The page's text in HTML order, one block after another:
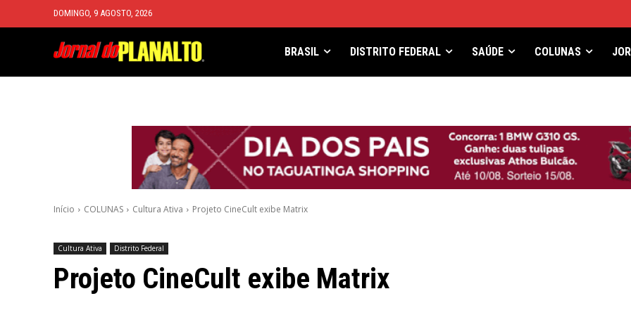
DOMINGO, 9 AGOSTO, 2026
BRASIL DISTRITO FEDERAL SAÚDE COLUNAS
Início COLUNAS Cultura Ativa Projeto CineCult exibe Matrix
Cultura Ativa Distrito Federal
Projeto CineCult exibe Matrix